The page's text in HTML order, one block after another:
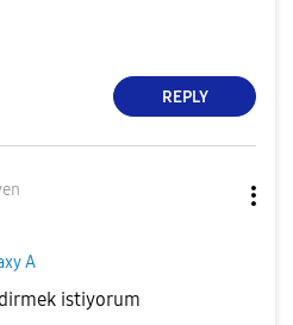
REPLY
A
istiyorum